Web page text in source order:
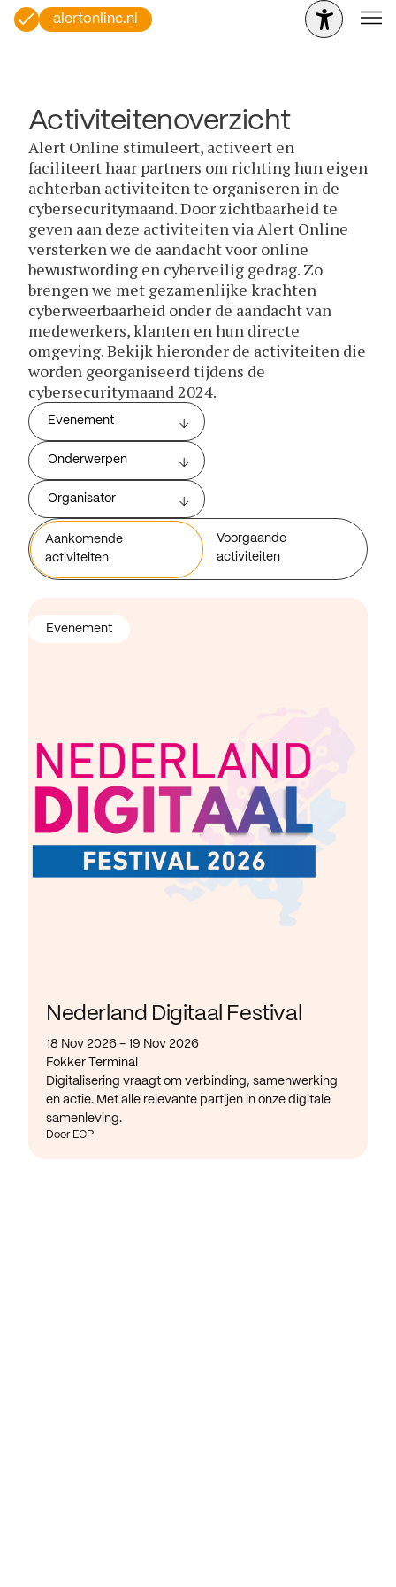
alertonline.nl
Activiteitenoverzicht
Alert Online stimuleert, activeert en
faciliteert haar partners om richting hun eigen
achterban activiteiten te organiseren in de
cybersecuritymaand. Door zichtbaarheid te
geven aan deze activiteiten via Alert Online
versterken we de aandacht voor online
bewustwording en cyberveilig gedrag. Zo
brengen we met gezamenlijke krachten
cyberweerbaarheid onder de aandacht van
medewerkers, klanten en hun directe
omgeving. Bekijk hieronder de activiteiten die
worden georganiseerd tijdens de
cybersecuritymaand 2024.
Evenement
Onderwerpen
Organisator
Aankomende
activiteiten
Voorgaande
activiteiten
Nederland Digitaal Festival
18 Nov 2026 - 19 Nov 2026
Fokker Terminal
Digitalisering vraagt om verbinding, samenwerking
en actie. Met alle relevante partijen in onze digitale
samenleving.
Door ECP
Evenement